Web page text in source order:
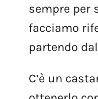
sempre per
facciamo
partendo dal
C’è un